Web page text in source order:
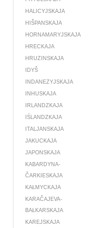
HALICYJSKAJA
HIŠPANSKAJA
HORNAMARYJSKAJA
HRECKAJA
HRUZINSKAJA
IDYŠ
INDANEZYJSKAJA
INHUSKAJA
IRLANDZKAJA
IŚLANDZKAJA
ITALJANSKAJA
JAKUCKAJA
JAPONSKAJA
KABARDYNA-
ČARKIESKAJA
KAŁMYCKAJA
KARAČAJEVA-
BAŁKARSKAJA
KAREJSKAJA